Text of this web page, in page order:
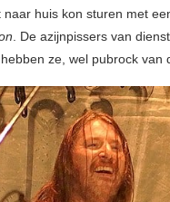
huis kon sturen met
. De azijnpissers van
ze, wel pubrock van